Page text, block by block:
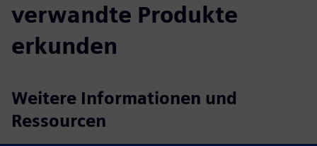
verwandte Produkte
erkunden
Weitere Informationen und
Ressourcen